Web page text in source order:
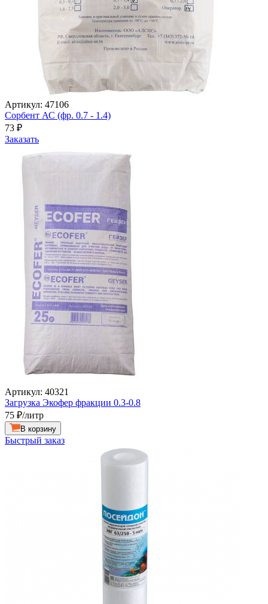
Артикул: 47106
Сорбент АС (фр. 0.7 - 1.4)
73 ₽
Заказать
Артикул: 40321
Загрузка Экофер фракции 0.3-0.8
75 ₽/литр
В корзину
Быстрый заказ